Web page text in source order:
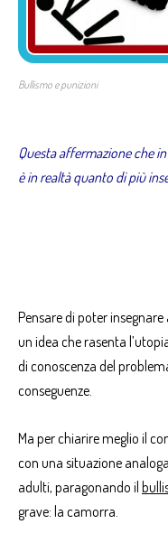
Bullismo e punizioni
Questa affermazione che
è in realtà quanto di più
Pensare di poter
un idea che rasenta
di conoscenza del
conseguenze.
Ma per chiarire meglio il
con una situazione
adulti, paragonando il
grave: la camorra.